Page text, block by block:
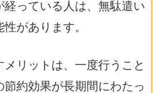
経っている人は、無駄遣い
があります。
リットは、一度行うこと
節約効果が長期間にわたっ